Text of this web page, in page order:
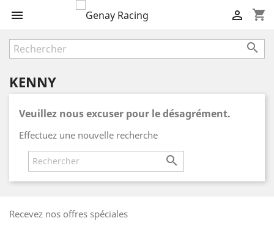
 shopping_cart


KENNY
Veuillez nous excuser pour le désagrément.
Effectuez une nouvelle recherche

Recevez nos offres spéciales